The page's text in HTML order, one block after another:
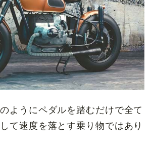
ようにペダルを踏むだけで全て
て速度を落とす乗り物ではあり